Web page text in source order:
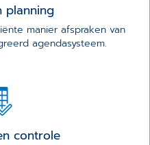
planning
manier afspraken van
agendasysteem.
controle